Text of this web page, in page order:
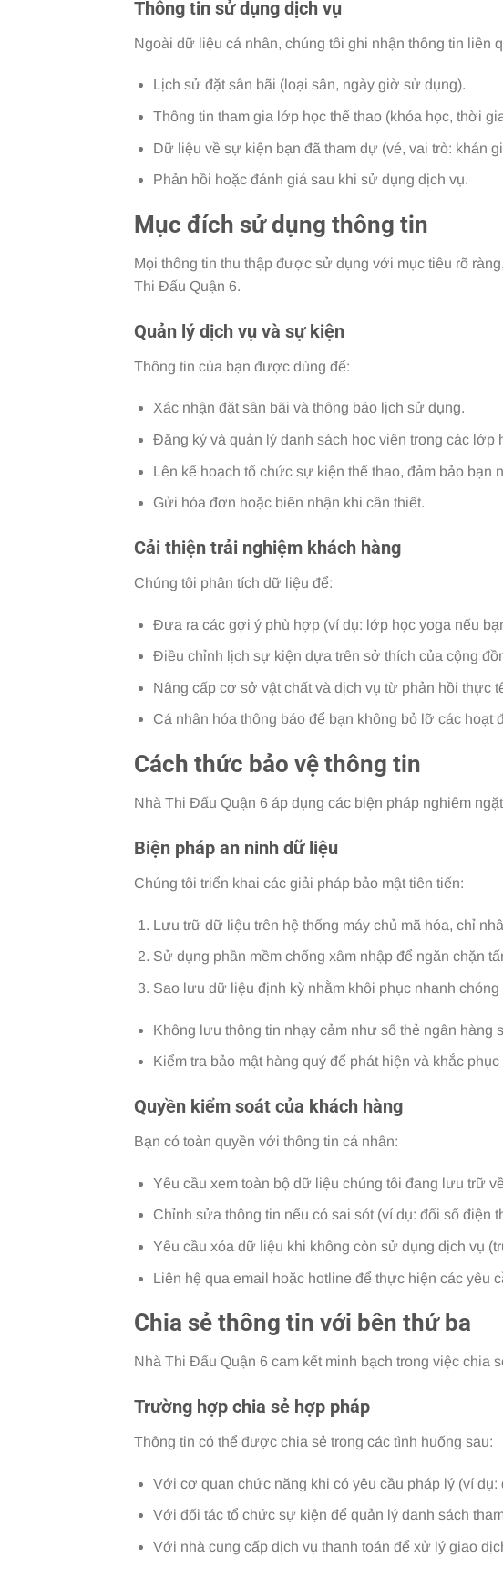
Thông tin sử dụng dịch vụ
Ngoài dữ liệu cá nhân, chúng tôi ghi nhận thông tin liên
Lịch sử đặt sân bãi (loại sân, ngày giờ sử dụng).
Thông tin tham gia lớp học thể thao (khóa học, thời
Dữ liệu về sự kiện bạn đã tham dự (vé, vai trò: khán
Phản hồi hoặc đánh giá sau khi sử dụng dịch vụ.
Mục đích sử dụng thông tin
Mọi thông tin thu thập được sử dụng với mục tiêu rõ
Thi Đấu Quận 6.
Quản lý dịch vụ và sự kiện
Thông tin của bạn được dùng để:
Xác nhận đặt sân bãi và thông báo lịch sử dụng.
Đăng ký và quản lý danh sách học viên trong các lớp
Lên kế hoạch tổ chức sự kiện thể thao, đảm bảo bạn
Gửi hóa đơn hoặc biên nhận khi cần thiết.
Cải thiện trải nghiệm khách hàng
Chúng tôi phân tích dữ liệu để:
Đưa ra các gợi ý phù hợp (ví dụ: lớp học yoga nếu
Điều chỉnh lịch sự kiện dựa trên sở thích của cộng
Nâng cấp cơ sở vật chất và dịch vụ từ phản hồi thực
Cá nhân hóa thông báo để bạn không bỏ lỡ các hoạt
Cách thức bảo vệ thông tin
Nhà Thi Đấu Quận 6 áp dụng các biện pháp nghiêm
Biện pháp an ninh dữ liệu
Chúng tôi triển khai các giải pháp bảo mật tiên tiến:
Lưu trữ dữ liệu trên hệ thống máy chủ mã hóa, chỉ
Sử dụng phần mềm chống xâm nhập để ngăn chặn
Sao lưu dữ liệu định kỳ nhằm khôi phục nhanh chóng
Không lưu thông tin nhạy cảm như số thẻ ngân hàng
Kiểm tra bảo mật hàng quý để phát hiện và khắc phục
Quyền kiểm soát của khách hàng
Bạn có toàn quyền với thông tin cá nhân:
Yêu cầu xem toàn bộ dữ liệu chúng tôi đang lưu trữ
Chỉnh sửa thông tin nếu có sai sót (ví dụ: đổi số điện
Yêu cầu xóa dữ liệu khi không còn sử dụng dịch vụ
Liên hệ qua email hoặc hotline để thực hiện các yêu
Chia sẻ thông tin với bên thứ ba
Nhà Thi Đấu Quận 6 cam kết minh bạch trong việc chia
Trường hợp chia sẻ hợp pháp
Thông tin có thể được chia sẻ trong các tình huống sau:
Với cơ quan chức năng khi có yêu cầu pháp lý (ví dụ:
Với đối tác tổ chức sự kiện để quản lý danh sách
Với nhà cung cấp dịch vụ thanh toán để xử lý giao